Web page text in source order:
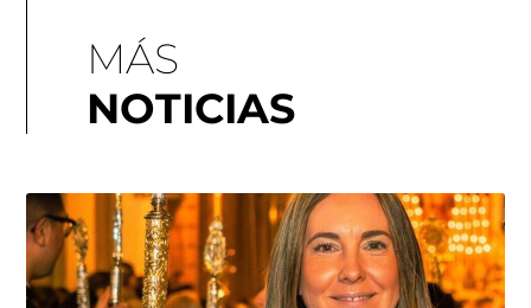
MÁS
NOTICIAS